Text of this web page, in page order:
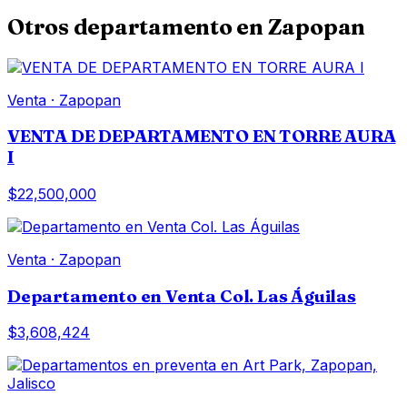
Otros departamentoen Zapopan
Venta · Zapopan
VENTA DE DEPARTAMENTO EN TORRE AURA
I
$22,500,000
Venta · Zapopan
Departamento en Venta Col. Las Águilas
$3,608,424